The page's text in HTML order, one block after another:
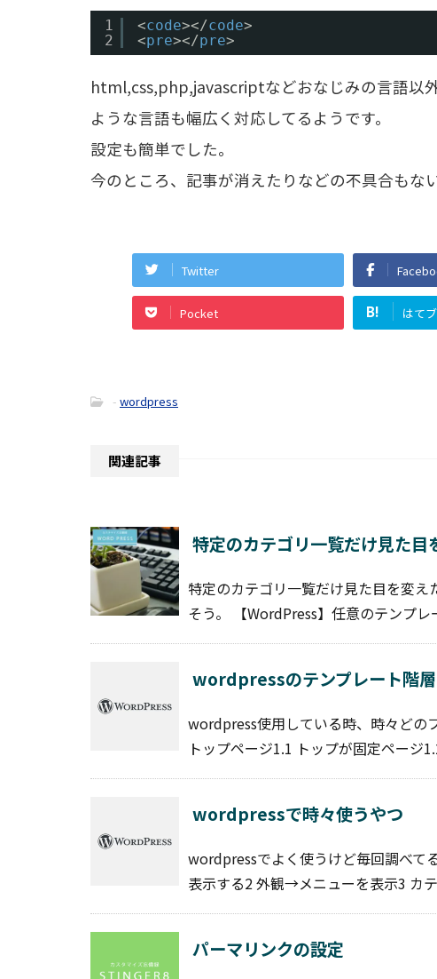
1
2
<code></code>
<pre></pre>
html,css,php,javascriptなどおなじみの言語以
ような言語も幅広く対応してるようです。
設定も簡単でした。
今のところ、記事が消えたりなどの不具合もな
Twitter
Pocket B! はてブ
- wordpress
関連記事
特定のカテゴリ一覧だけ見た目
特定のカテゴリ一覧だけ見た目を変
そう。 【WordPress】任意のテンプ
wordpressのテンプレート階層
wordpress使用している時、時々どの
トップページ1.1 トップが固定ページ
wordpressで時々使うやつ
wordpressでよく使うけど毎回調べて
表示する2 外観→メニューを表示3 カ
パーマリンクの設定